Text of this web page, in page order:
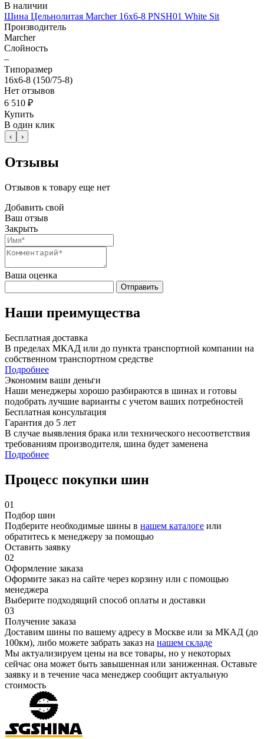
В наличии
Шина Цельнолитая Marcher 16x6-8 PNSH01 White Sit
Производитель
Marcher
Слойность
–
Типоразмер
16x6-8 (150/75-8)
Нет отзывов
6 510 ₽
Купить
В один клик
‹ ›
Отзывы
Отзывов к товару еще нет
Добавить свой
Ваш отзыв
Закрыть
Ваша оценка
Отправить
Наши преимущества
Бесплатная доставка
В пределах МКАД или до пункта транспортной компании на
собственном транспортном средстве
Подробнее
Экономим ваши деньги
Наши менеджеры хорошо разбираются в шинах и готовы
подобрать лучшие варианты с учетом ваших потребностей
Бесплатная консультация
Гарантия до 5 лет
В случае выявления брака или технического несоответствия
требованиям производителя, шина будет заменена
Подробнее
Процесс покупки шин
01
Подбор шин
Подберите необходимые шины в нашем каталоге или
обратитесь к менеджеру за помощью
Оставить заявку
02
Оформление заказа
Оформите заказ на сайте через корзину или с помощью
менеджера
Выберите подходящий способ оплаты и доставки
03
Получение заказа
Доставим шины по вашему адресу в Москве или за МКАД (до
100км), либо можете забрать заказ на нашем складе
Мы актуализируем цены на все товары, но у некоторых
сейчас она может быть завышенная или заниженная. Оставьте
заявку и в течение часа менеджер сообщит актуальную
стоимость